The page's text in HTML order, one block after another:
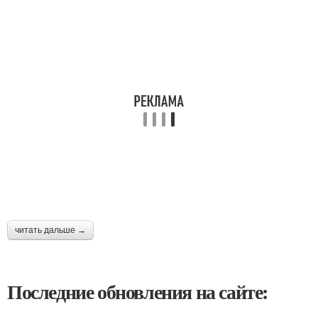
читать дальше →
Последние обновления на сайте: